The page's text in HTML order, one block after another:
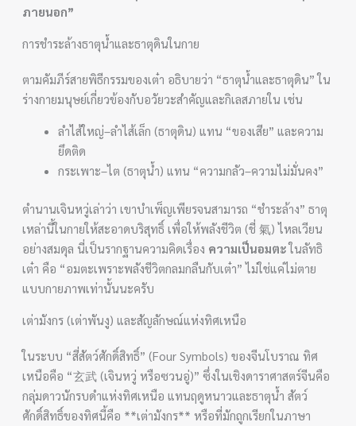
ภายนอก”
การชำระล้างธาตุน้ำและธาตุดินในกาย
ตามคัมภีร์สายพิธีกรรมของเต๋า อธิบายว่า “ธาตุน้ำและธาตุดิน” ใน
ร่างกายมนุษย์เกี่ยวข้องกับอวัยวะสำคัญและกิเลสภายใน เช่น
ลำไส้ใหญ่–ลำไส้เล็ก (ธาตุดิน) แทน “ของเสีย” และความ
ยึดติด
กระเพาะ–ไต (ธาตุน้ำ) แทน “ความกลัว–ความไม่มั่นคง”
ตำนานเจินหวู่เล่าว่า เขาบำเพ็ญเพียรจนสามารถ “ชำระล้าง” ธาตุ
เหล่านี้ในกายให้สะอาดบริสุทธิ์ เพื่อให้พลังชีวิต (ชี่ 氣) ไหลเวียน
อย่างสมดุล นี่เป็นรากฐานความคิดเรื่อง ความเป็นอมตะในลัทธิ
เต๋า คือ “อมตะเพราะพลังชีวิตกลมกลืนกับเต๋า” ไม่ใช่แค่ไม่ตาย
แบบกายภาพเท่านั้นนะครับ
เต่ามังกร (เต่าพันงู) และสัญลักษณ์แห่งทิศเหนือ
ในระบบ “สี่สัตว์ศักดิ์สิทธิ์” (Four Symbols) ของจีนโบราณ ทิศ
เหนือคือ “玄武 (เจินหวู่ หรือซวนอู่)” ซึ่งในเชิงดาราศาสตร์จีนคือ
กลุ่มดาวนักรบดำแห่งทิศเหนือ แทนฤดูหนาวและธาตุน้ำ สัตว์
ศักดิ์สิทธิ์ของทิศนี้คือ **เต่ามังกร** หรือที่มักถูกเรียกในภาษา